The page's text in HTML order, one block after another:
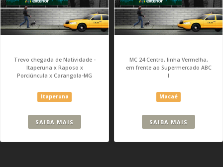
Trevo chegada de Natividade -
Itaperuna x Raposo x
Porciúncula x Carangola-MG
Itaperuna
SAIBA MAIS
MC 24 Centro, linha Vermelha,
em frente ao Supermercado ABC
I
Macaé
SAIBA MAIS